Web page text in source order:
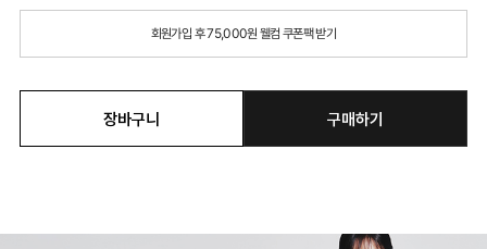
회원가입 후 75,000원 웰컴 쿠폰팩 받기
장바구니 구매하기